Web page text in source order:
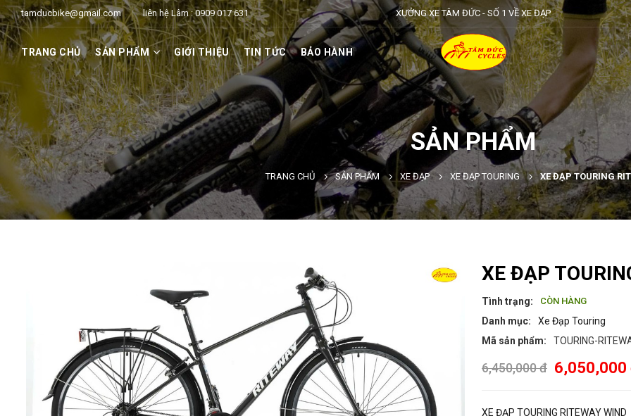
tamducbike@gmail.com liên hệ Lâm : 0909 017 631 XƯỞNG XE TÂM ĐỨC - SỐ 1 VỀ XE ĐẠP
TRANG CHỦ SẢN PHẨM GIỚI THIỆU TIN TỨC BẢO HÀNH
SẢN PHẨM
TRANG CHỦ SẢN PHẨM XE ĐẠP XE ĐẠP TOURING XE ĐẠP TOURING
XE ĐẠP
Tình trạng: CÒN HÀNG
Danh mục:
Xe Đạp Touring
Mã sản phẩm:
TOURING-
6,450,000 đ 6,050,000
XE ĐẠP TOURING RITEWAY WIND